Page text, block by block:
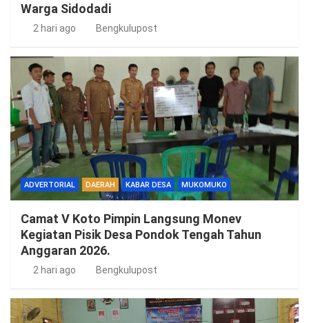
Warga Sidodadi
2 hari ago Bengkulupost
ADVERTORIAL DAERAH KABAR DESA MUKOMUKO
Camat V Koto Pimpin Langsung Monev
Kegiatan Pisik Desa Pondok Tengah Tahun
Anggaran 2026.
2 hari ago Bengkulupost